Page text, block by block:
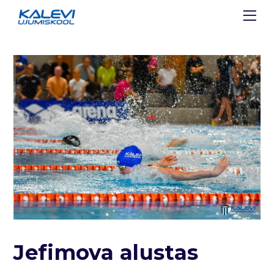
Jefimova alustas